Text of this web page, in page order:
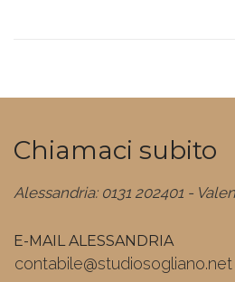
Chiamaci subito
Alessandria: 0131 202401 -
E-MAIL ALESSANDRIA
contabile@studiosogliano.net